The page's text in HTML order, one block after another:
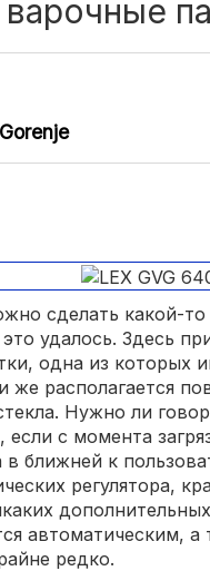
сделать какой-
удалось. Здесь
одна из которых
располагается
Нужно ли
с момента
ближней к
регулятора,
автоматическим,
редко.